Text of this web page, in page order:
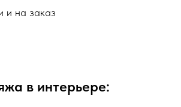
и на заказ
в интерьере: